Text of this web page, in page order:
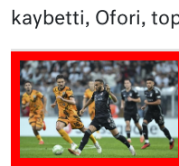
kaybetti, Ofori,